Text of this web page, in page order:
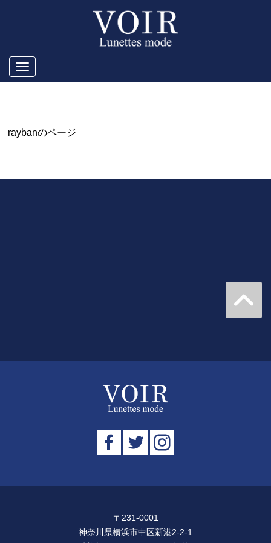
Toggle
navigation
raybanのページ
〒231-0001
神奈川県横浜市中区新港2-2-1